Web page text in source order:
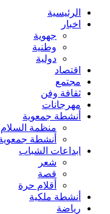
الرئيسية
اخبار
جهوية
وطنية
دولية
اقتصاد
مجتمع
ثقافة وفن
مهرجانات
أنشطة جمعوية
منظمة السلام
أنشطة
ابداعات الشباب
شعر
قصة
أقلام حرة
أنشطة ملكية
رياضة